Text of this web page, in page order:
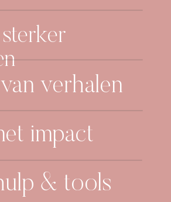
impact
verhalen
& tools